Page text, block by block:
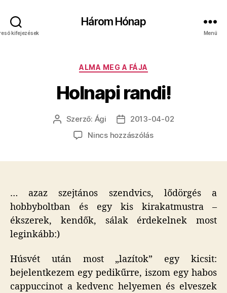
kifejezések
Három Hónap
Menü
Kategóriák
ALMA MEG A FÁJA
Holnapi randi!
Bejegyzés
szerzője
Szerző: Ági
Bejegyzés
dátuma
2013-04-02
Nincs hozzászólása(z)
… azaz szejtános szendvics, lődörgés a
hobbyboltban és egy kis kirakatmustra –
ékszerek, kendők, sálak érdekelnek most
leginkább:)
Húsvét után most „lazítok” egy kicsit:
bejelentkezem egy pedikűrre, iszom egy habos
cappuccinot a kedvenc helyemen és elveszek